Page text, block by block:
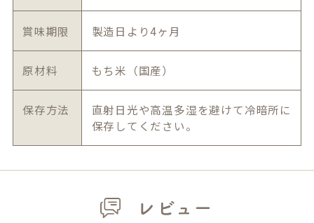
賞味期限 製造日より4ヶ月
原材料 もち米（国産）
保存方法
直射日光や高温多湿を避けて冷暗所に
保存してください。
レビュー